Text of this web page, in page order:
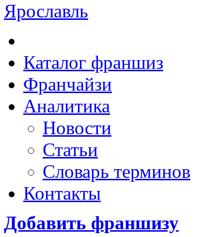
Ярославль
Каталог франшиз
Франчайзи
Аналитика
Новости
Статьи
Словарь терминов
Контакты
Добавить франшизу